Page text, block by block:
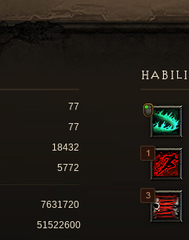
77
77
18432
5772
7631720
51522600